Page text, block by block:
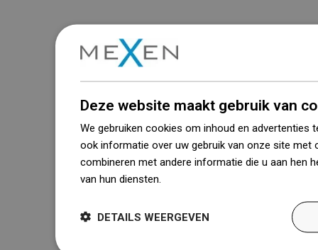
Deze website maakt gebruik van
We gebruiken cookies om inhoud en advertenties
ook informatie over uw gebruik van onze site met
combineren met andere informatie die u aan hen
van hun diensten.
DETAILS WEERGEVEN